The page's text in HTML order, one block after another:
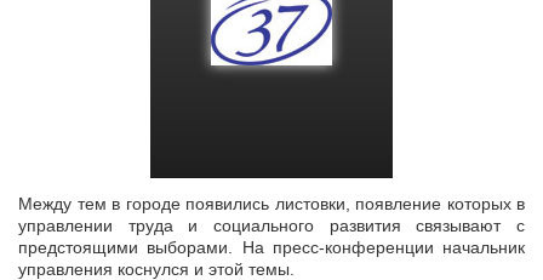
Между тем в городе появились листовки, появление которых в
управлении труда и социального развития связывают с
предстоящими выборами. На пресс-конференции начальник
управления коснулся и этой темы.